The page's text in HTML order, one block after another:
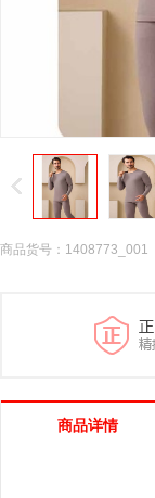
商品货号：1408773_001
商品详情